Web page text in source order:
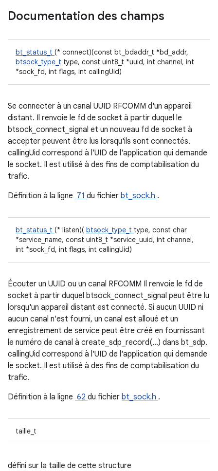
Documentation des champs
bt_status_t (* connect)(const bt_bdaddr_t *bd_addr,
btsock_type_t type, const uint8_t *uuid, int channel, int
*sock_fd, int flags, int callingUid)
Se connecter à un canal UUID RFCOMM d'un appareil
distant. Il renvoie le fd de socket à partir duquel le
btsock_connect_signal et un nouveau fd de socket à
accepter peuvent être lus lorsqu'ils sont connectés.
callingUid correspond à l'UID de l'application qui demande
le socket. Il est utilisé à des fins de comptabilisation du
trafic.
Définition à la ligne 71 du fichier bt_sock.h .
bt_status_t (* listen)( btsock_type_t type, const char
*service_name, const uint8_t *service_uuid, int channel,
int *sock_fd, int flags, int callingUid)
Écouter un UUID ou un canal RFCOMM Il renvoie le fd de
socket à partir duquel btsock_connect_signal peut être lu
lorsqu'un appareil distant est connecté. Si aucun UUID ni
aucun canal n'est fourni, un canal est alloué et un
enregistrement de service peut être créé en fournissant
le numéro de canal à create_sdp_record(...) dans bt_sdp.
callingUid correspond à l'UID de l'application qui demande
le socket. Il est utilisé à des fins de comptabilisation du
trafic.
Définition à la ligne 62 du fichier bt_sock.h .
taille_t
défini sur la taille de cette structure